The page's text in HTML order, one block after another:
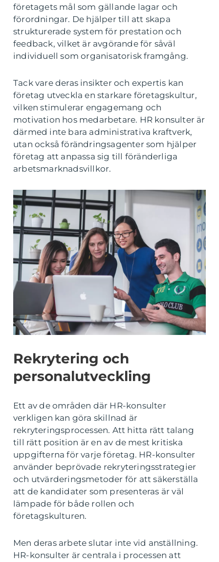
företagets mål som gällande lagar och
förordningar. De hjälper till att skapa
strukturerade system för prestation och
feedback, vilket är avgörande för såväl
individuell som organisatorisk framgång.
Tack vare deras insikter och expertis kan
företag utveckla en starkare företagskultur,
vilken stimulerar engagemang och
motivation hos medarbetare. HR konsulter är
därmed inte bara administrativa kraftverk,
utan också förändringsagenter som hjälper
företag att anpassa sig till föränderliga
arbetsmarknadsvillkor.
Rekrytering och
personalutveckling
Ett av de områden där HR-konsulter
verkligen kan göra skillnad är
rekryteringsprocessen. Att hitta rätt talang
till rätt position är en av de mest kritiska
uppgifterna för varje företag. HR-konsulter
använder beprövade rekryteringsstrategier
och utvärderingsmetoder för att säkerställa
att de kandidater som presenteras är väl
lämpade för både rollen och
företagskulturen.
Men deras arbete slutar inte vid anställning.
HR-konsulter är centrala i processen att